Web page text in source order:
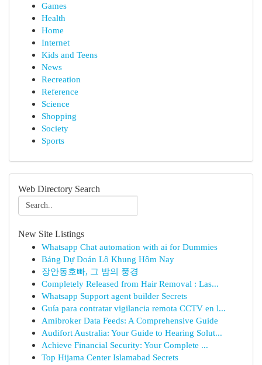
Games
Health
Home
Internet
Kids and Teens
News
Recreation
Reference
Science
Shopping
Society
Sports
Web Directory Search
New Site Listings
Whatsapp Chat automation with ai for Dummies
Bảng Dự Đoán Lô Khung Hôm Nay
장안동호빠, 그 밤의 풍경
Completely Released from Hair Removal : Las...
Whatsapp Support agent builder Secrets
Guía para contratar vigilancia remota CCTV en l...
Amibroker Data Feeds: A Comprehensive Guide
Audifort Australia: Your Guide to Hearing Solut...
Achieve Financial Security: Your Complete ...
Top Hijama Center Islamabad Secrets